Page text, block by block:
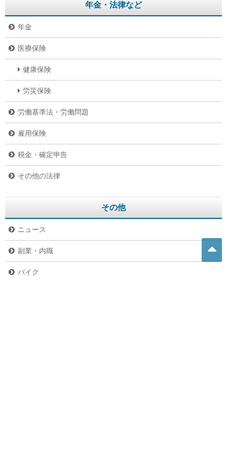
年金・法律など
年金
医療保険
健康保険
労災保険
労働基準法・労働問題
雇用保険
税金・確定申告
その他の法律
その他
ニュース
副業・内職
バイク